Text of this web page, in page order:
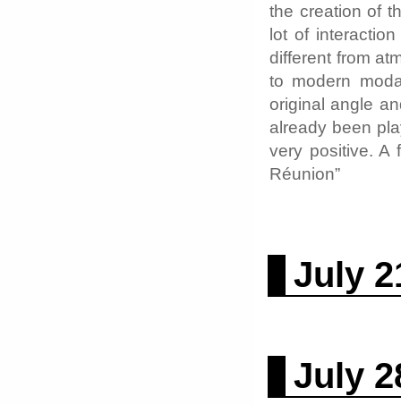
the creation of
lot of
different from
to modern
original angle
already been
very positive. A
Réunion”
July
July